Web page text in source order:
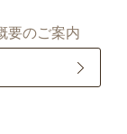
要のご案内